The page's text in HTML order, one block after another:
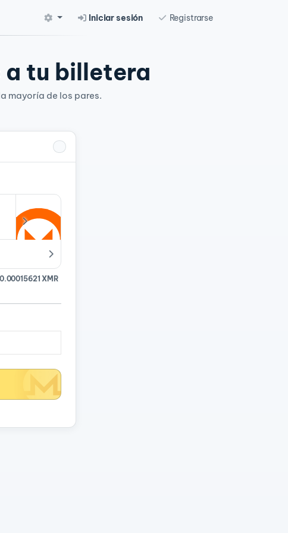
Iniciar sesión Registrarse
tu billetera
mayoría de los pares.
0.00015621 XMR